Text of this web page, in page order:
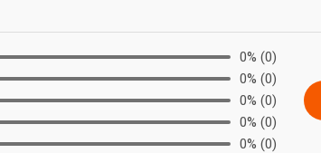
tính
luôn
0% (0)
0% (0)
0% (0)
0% (0)
0% (0)